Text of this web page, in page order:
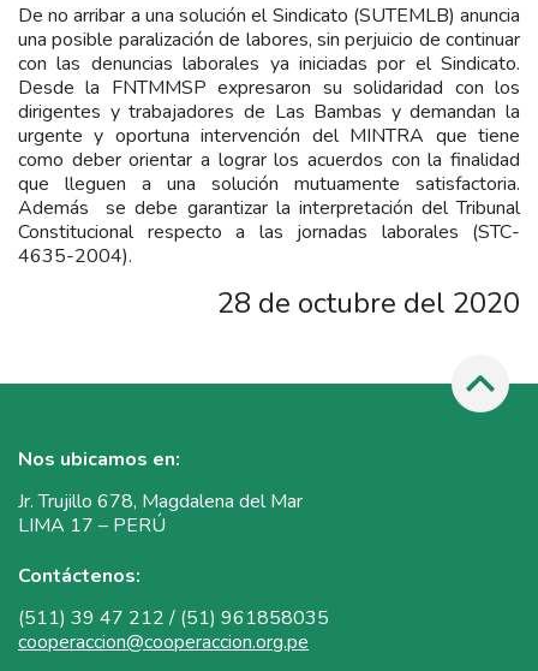
De no arribar a una solución el Sindicato (SUTEMLB) anuncia
una posible paralización de labores, sin perjuicio de continuar
con las denuncias laborales ya iniciadas por el Sindicato.
Desde la FNTMMSP expresaron su solidaridad con los
dirigentes y trabajadores de Las Bambas y demandan la
urgente y oportuna intervención del MINTRA que tiene
como deber orientar a lograr los acuerdos con la finalidad
que lleguen a una solución mutuamente satisfactoria.
Además se debe garantizar la interpretación del Tribunal
Constitucional respecto a las jornadas laborales (STC-
4635-2004).
28 de octubre del 2020
Nos ubicamos en:
Jr. Trujillo 678, Magdalena del Mar
LIMA 17 – PERÚ
Contáctenos:
(511) 39 47 212 / (51) 961858035
cooperaccion@cooperaccion.org.pe